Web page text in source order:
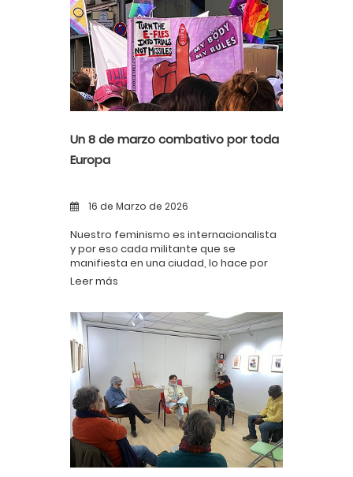
Un 8 de marzo combativo por toda
Europa
16 de Marzo de 2026
Nuestro feminismo es internacionalista
y por eso cada militante que se
manifiesta en una ciudad, lo hace por
todas las demás.
Leer más